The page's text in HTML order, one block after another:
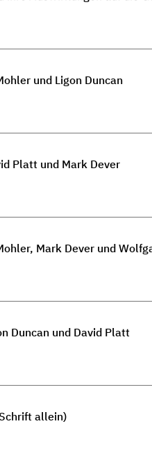
und Ligon Duncan
Platt und Mark Dever
Mark Dever und
Duncan und David Platt
allein)